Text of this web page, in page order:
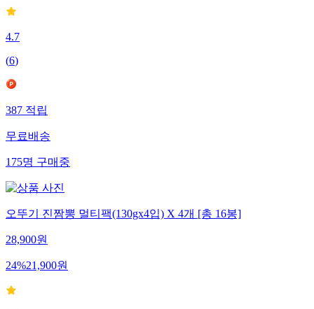
4.7
(6)
387적립
무료배송
175명구매중
오뚜기 진짬뽕 멀티팩(130gx4입) X 4개 [총 16봉]
28,900원
24%21,900원